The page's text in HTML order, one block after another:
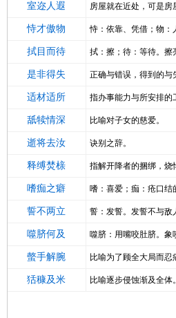
室迩人遐 房屋就在近处，可是房
恃才傲物 恃：依靠、凭借；物：
拭目而待 拭：擦；待：等待。擦
是非得失 正确与错误，得到的与
适材适所 指办事能力与所安排的
舐犊情深 比喻对子女的慈爱。
逝将去汝 诀别之辞。
释缚焚榇 指解开降者的捆绑，烧
嗜痂之癖 嗜：喜爱；痂：疮口结
誓不两立 誓：发誓。发誓不与敌
噬脐何及 噬脐：用嘴咬肚脐。象
螫手解腕 比喻为了顾全大局而忍
狧穅及米 比喻逐步侵蚀渐及全体。